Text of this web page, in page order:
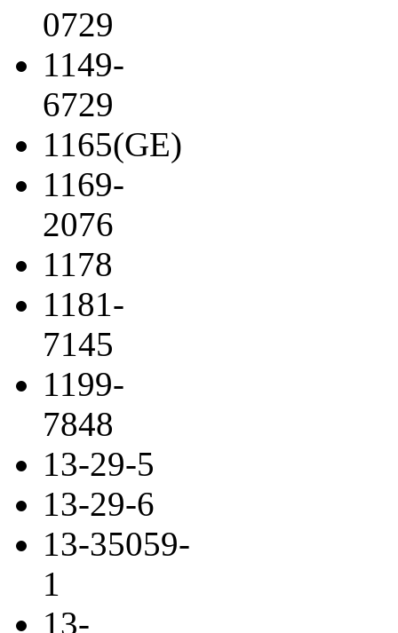
0729
1149-
6729
1165(GE)
1169-
2076
1178
1181-
7145
1199-
7848
13-29-5
13-29-6
13-35059-
1
13-